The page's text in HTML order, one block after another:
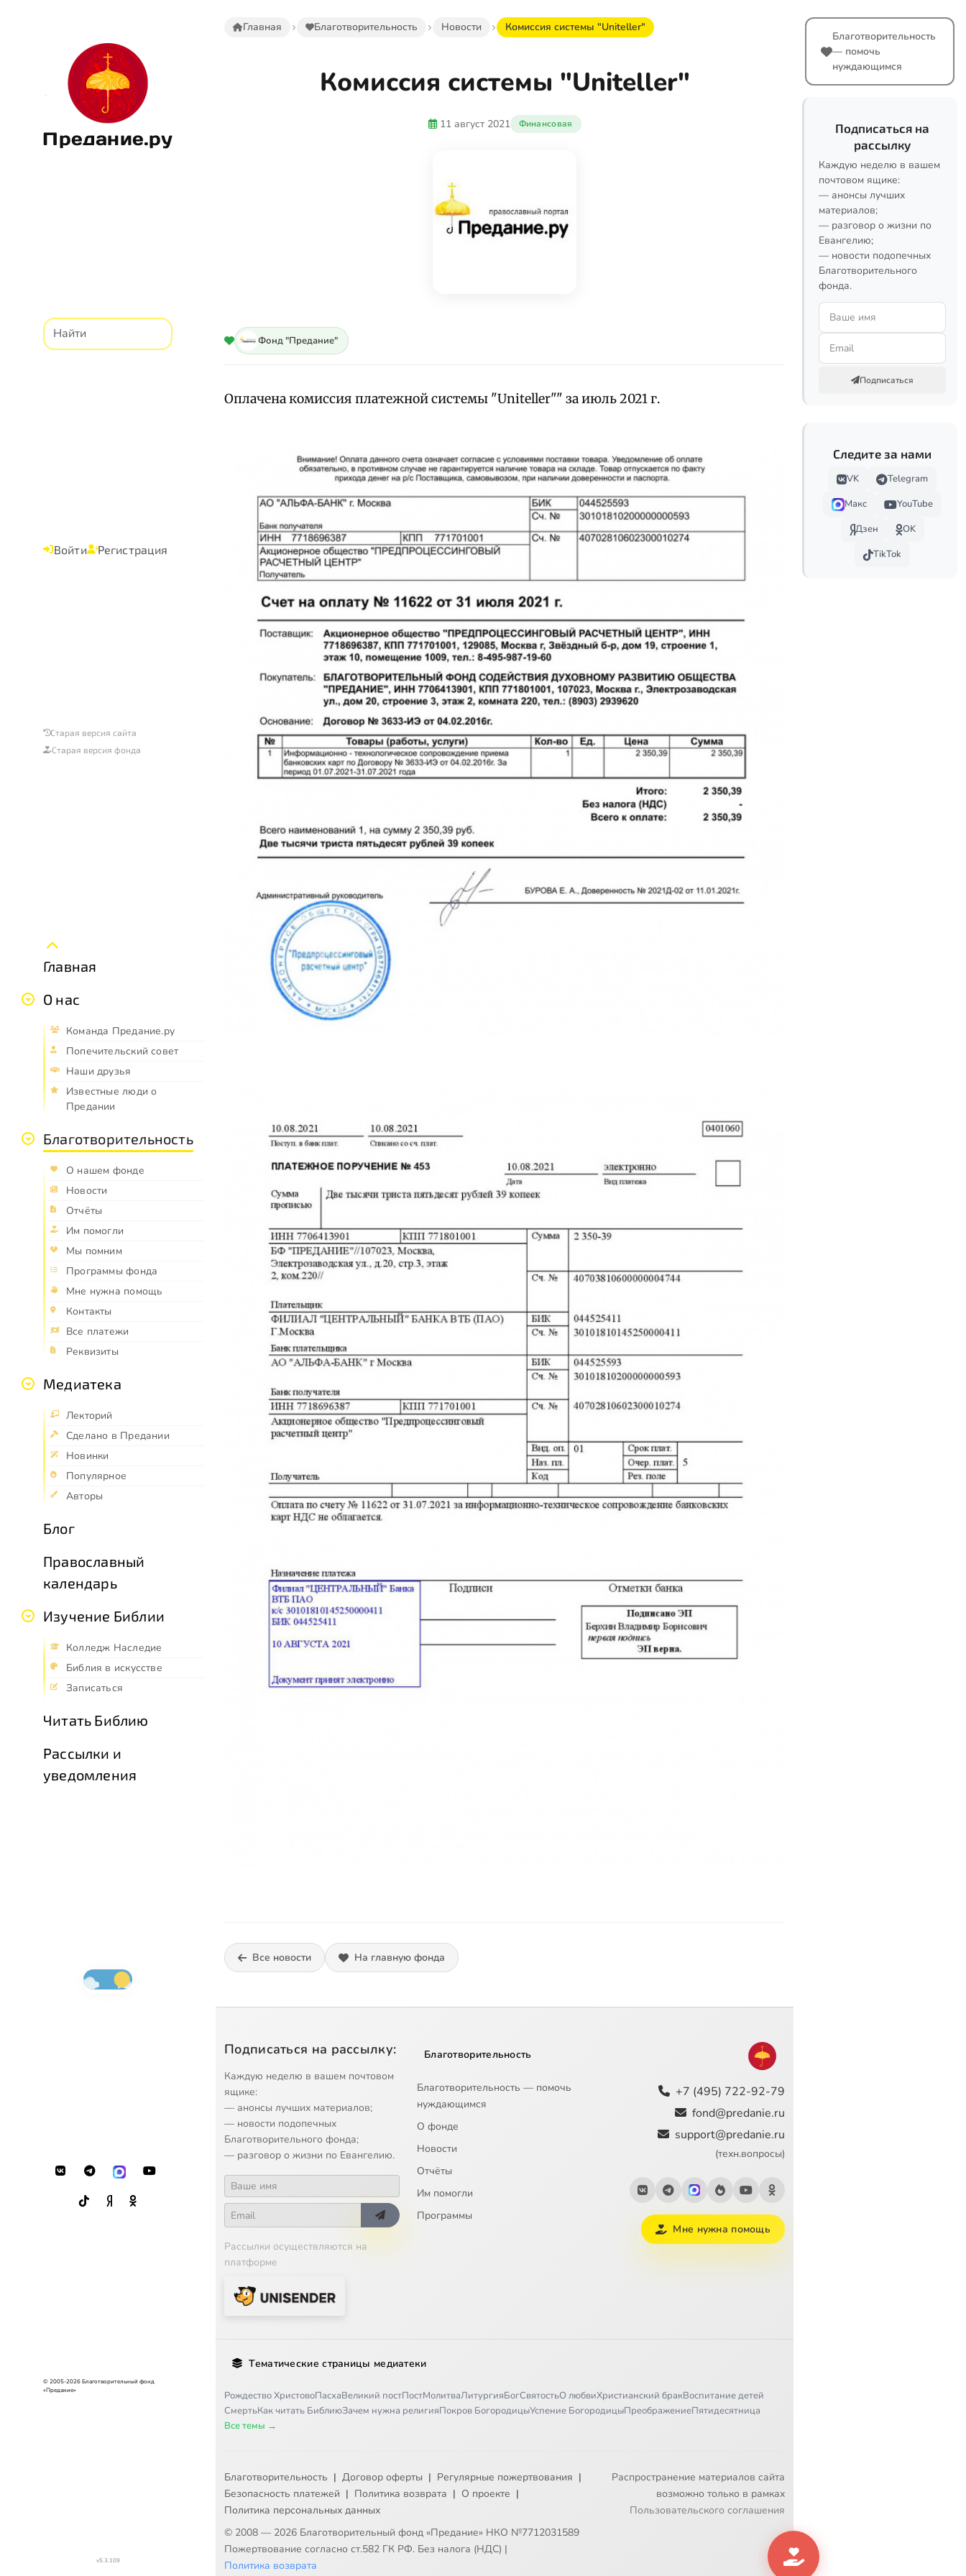
Предание.ру
Войти Регистрация
Старая версия сайта
Старая версия фонда
Главная
О нас
Команда Предание.ру
Попечительский совет
Наши друзья
Известные люди о
Предании
Благотворительность
О нашем фонде
Новости
Отчёты
Им помогли
Мы помним
Программы фонда
Мне нужна помощь
Контакты
Все платежи
Реквизиты
Медиатека
Лекторий
Сделано в Предании
Новинки
Популярное
Авторы
Блог
Православный
календарь
Изучение Библии
Колледж Наследие
Библия в искусстве
Записаться
Читать Библию
Рассылки и
уведомления
© 2005-2026 Благотворительный фонд
«Предание»
v5.3.109
Главная Благотворительность Новости Комиссия системы "Uniteller"
Комиссия системы "Uniteller"
11 август 2021 Финансовая
Фонд "Предание"
Оплачена комиссия платежной системы "Uniteller"" за июль 2021 г.
Все новости На главную фонда
Подписаться на рассылку:
Каждую неделю в вашем почтовом
ящике:
— анонсы лучших материалов;
— новости подопечных
Благотворительного фонда;
— разговор о жизни по Евангелию.
Рассылки осуществляются на
платформе
Благотворительность
Благотворительность — помочь
нуждающимся
О фонде
Новости
Отчёты
Им помогли
Программы
+7 (495) 722-92-79
fond@predanie.ru
support@predanie.ru
(техн.вопросы)
Мне нужна помощь
Тематические страницы медиатеки
Рождество ХристовоПасхаВеликий постПостМолитваЛитургияБогСвятостьО любвиХристианский бракВоспитание детей
СмертьКак читать БиблиюЗачем нужна религияПокров БогородицыУспение БогородицыПреображениеПятидесятница
Все темы →
Благотворительность | Договор оферты | Регулярные пожертвования |
Безопасность платежей | Политика возврата | О проекте |
Политика персональных данных
© 2008 — 2026 Благотворительный фонд «Предание» НКО №7712031589
Пожертвование согласно ст.582 ГК РФ. Без налога (НДС) |
Политика возврата
Распространение материалов сайта
возможно только в рамках
Пользовательского соглашения
Благотворительность
— помочь
нуждающимся
Подписаться на
рассылку
Каждую неделю в вашем
почтовом ящике:
— анонсы лучших
материалов;
— разговор о жизни по
Евангелию;
— новости подопечных
Благотворительного
фонда.
Подписаться
Следите за нами
VK
Telegram
Макс
YouTube
Дзен
OK
TikTok